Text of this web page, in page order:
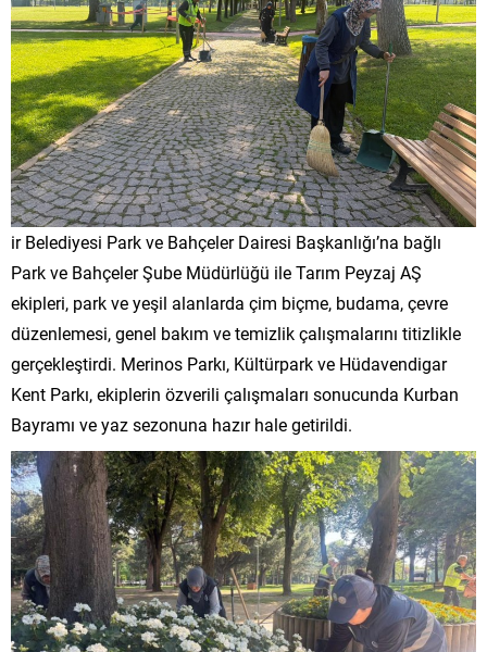
ir Belediyesi Park ve Bahçeler Dairesi Başkanlığı’na bağlı
Park ve Bahçeler Şube Müdürlüğü ile Tarım Peyzaj AŞ
ekipleri, park ve yeşil alanlarda çim biçme, budama, çevre
düzenlemesi, genel bakım ve temizlik çalışmalarını titizlikle
gerçekleştirdi. Merinos Parkı, Kültürpark ve Hüdavendigar
Kent Parkı, ekiplerin özverili çalışmaları sonucunda Kurban
Bayramı ve yaz sezonuna hazır hale getirildi.